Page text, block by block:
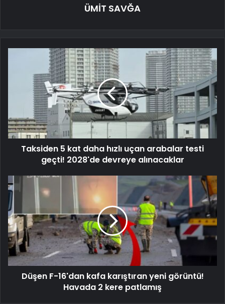
ÜMİT SAVĞA
Taksiden 5 kat daha hızlı uçan arabalar testi
geçti! 2028'de devreye alınacaklar
Düşen F-16'dan kafa karıştıran yeni görüntü!
Havada 2 kere patlamış